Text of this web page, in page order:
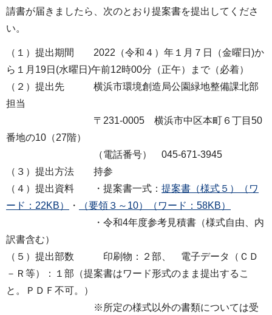
請書が届きましたら、次のとおり提案書を提出してくださ
い。
（１）提出期間 2022（令和４）年１月７日（金曜日)か
ら１月19日(水曜日)午前12時00分（正午）まで（必着）
（２）提出先 横浜市環境創造局公園緑地整備課北部
担当
〒231-0005 横浜市中区本町６丁目50
番地の10（27階）
（電話番号） 045-671-3945
（３）提出方法 持参
（４）提出資料 ・提案書一式： 提案書（様式５）（ワ
ード：22KB）
・
（要領３～10）（ワード：58KB）
・令和4年度参考見積書（様式自由、内
訳書含む）
（５）提出部数 印刷物：２部、 電子データ（ＣＤ
－Ｒ等）：１部（提案書はワード形式のまま提出するこ
と。ＰＤＦ不可。）
※所定の様式以外の書類については受